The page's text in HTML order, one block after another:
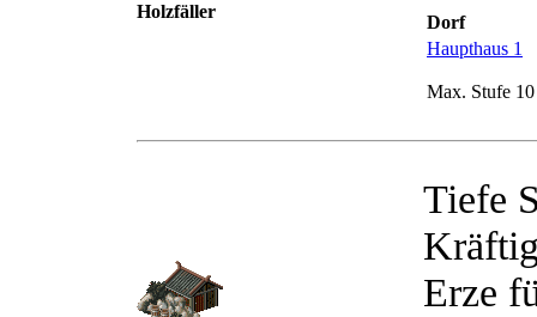
Holzfäller
Dorf
Haupthaus 1
Max. Stufe 10
Tiefe
Erze